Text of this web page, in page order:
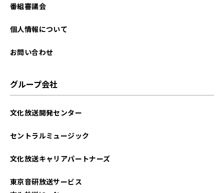
番組審議会
個人情報について
お問い合わせ
グループ会社
文化放送開発センター
セントラルミュージック
文化放送キャリアパートナーズ
東京音研放送サービス